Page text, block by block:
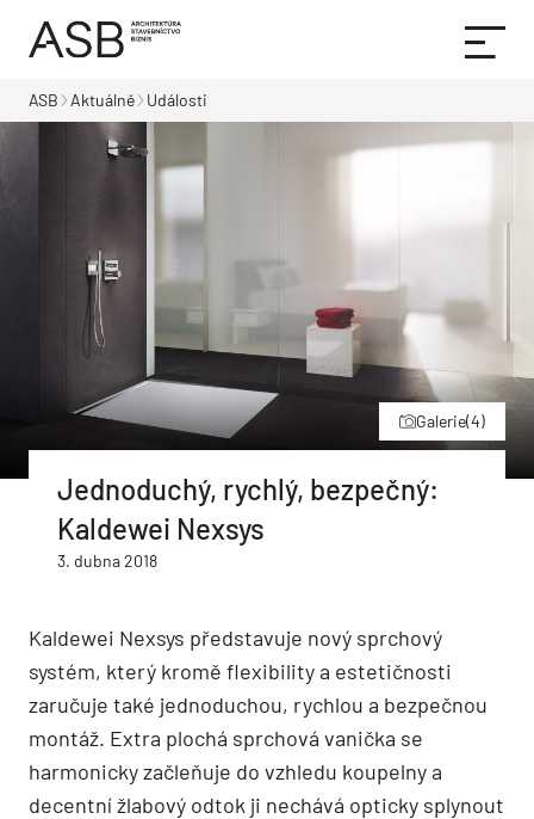
ASB Aktuálně Události
Galerie(4)
Jednoduchý, rychlý, bezpečný:
Kaldewei Nexsys
3. dubna 2018
Kaldewei Nexsys představuje nový sprchový
systém, který kromě flexibility a estetičnosti
zaručuje také jednoduchou, rychlou a bezpečnou
montáž. Extra plochá sprchová vanička se
harmonicky začleňuje do vzhledu koupelny a
decentní žlabový odtok ji nechává opticky splynout